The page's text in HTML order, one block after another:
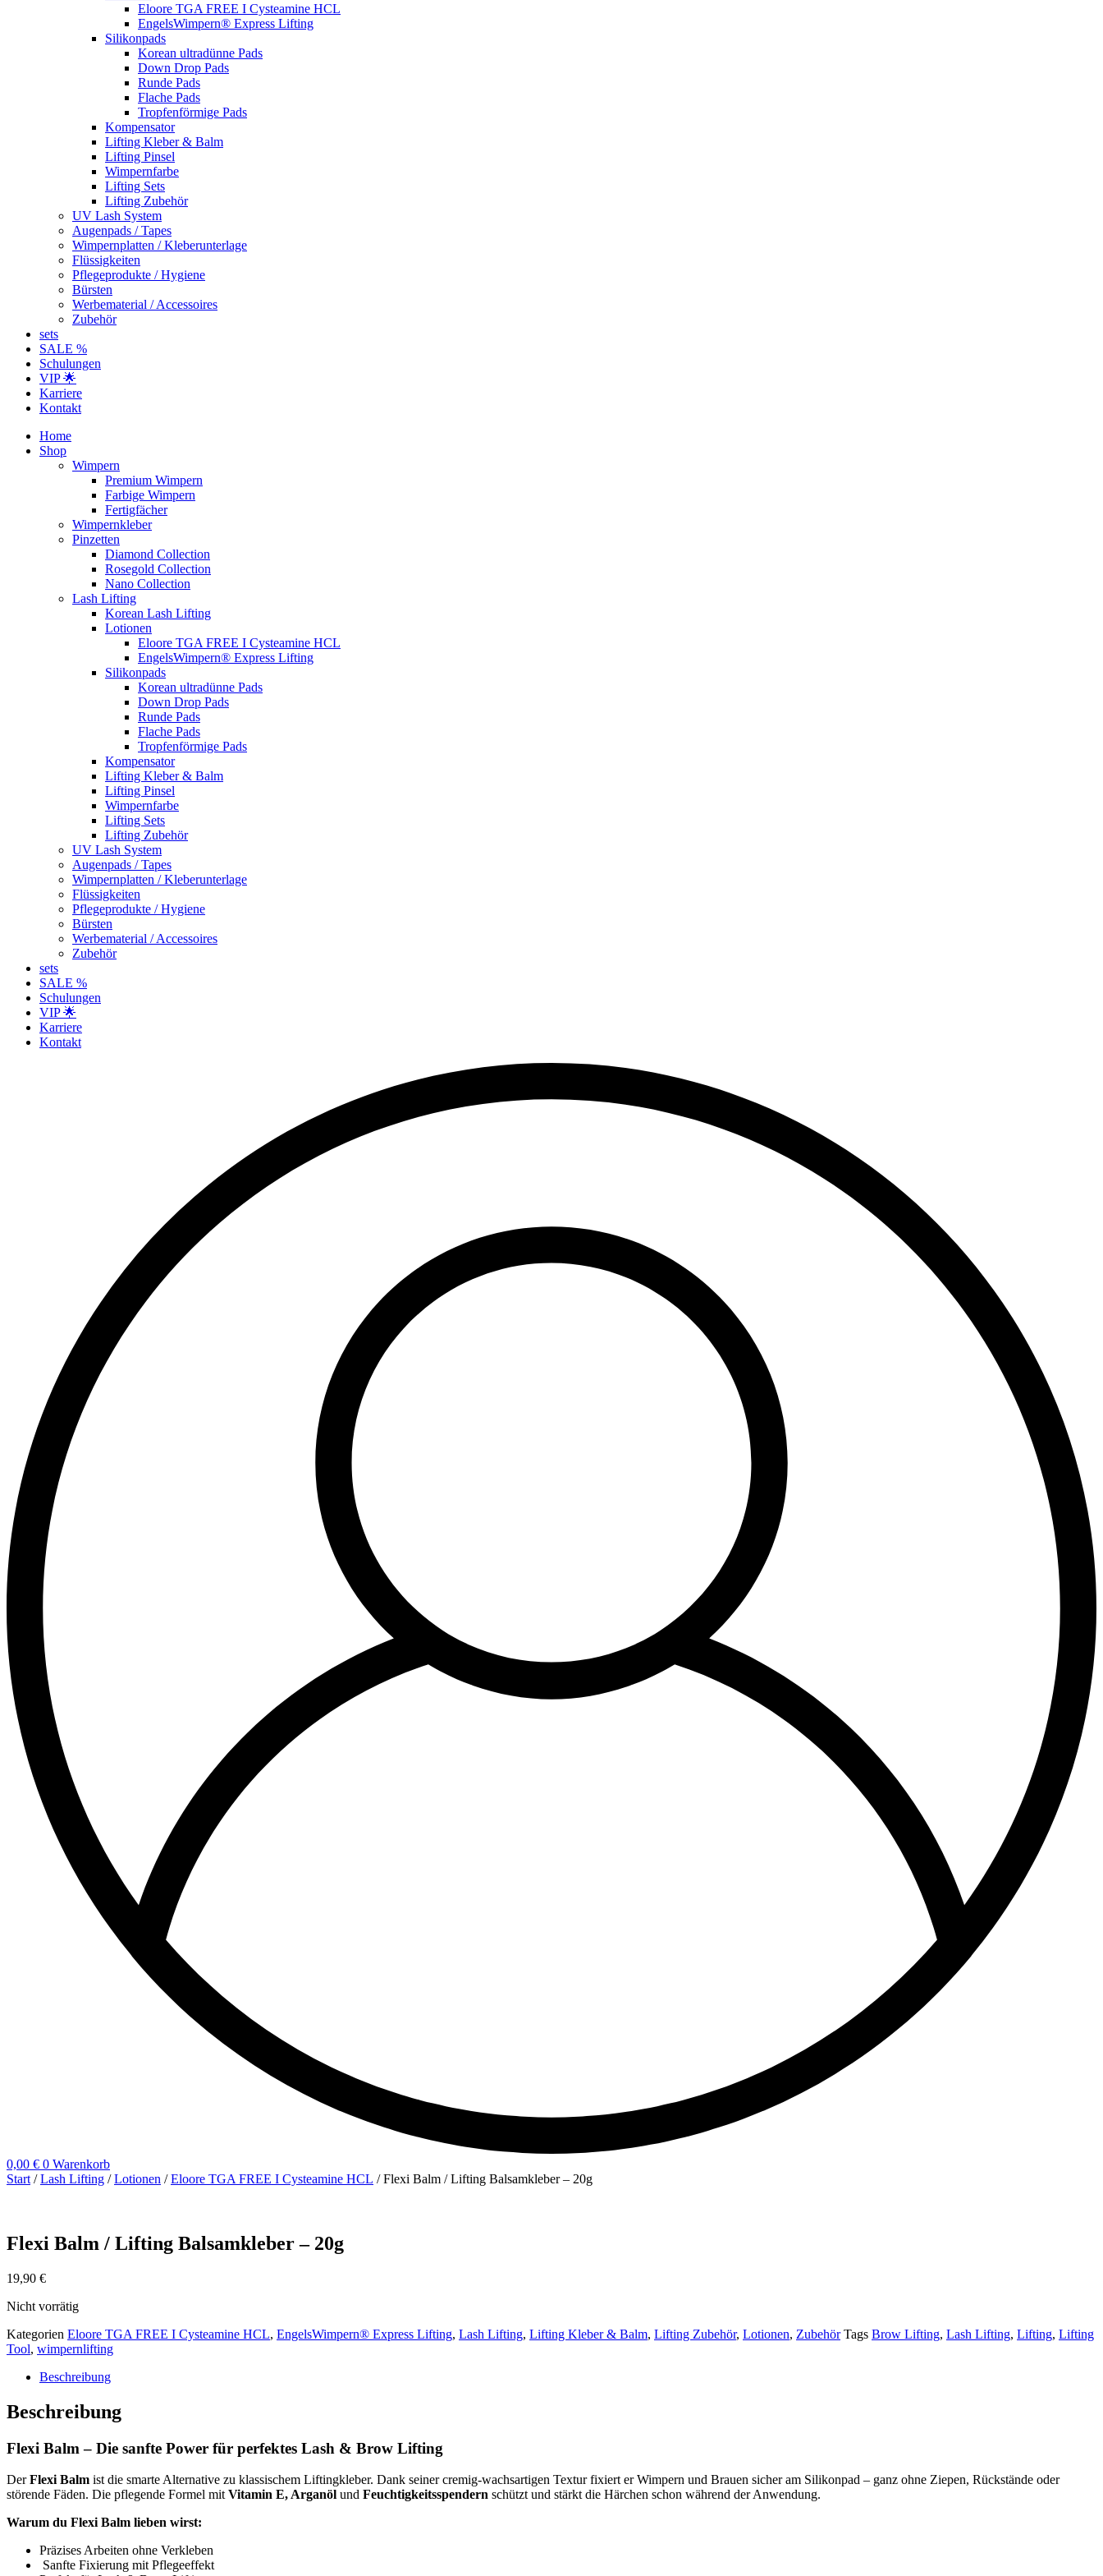
Eloore TGA FREE I Cysteamine HCL
EngelsWimpern® Express Lifting
Silikonpads
Korean ultradünne Pads
Down Drop Pads
Runde Pads
Flache Pads
Tropfenförmige Pads
Kompensator
Lifting Kleber & Balm
Lifting Pinsel
Wimpernfarbe
Lifting Sets
Lifting Zubehör
UV Lash System
Augenpads / Tapes
Wimpernplatten / Kleberunterlage
Flüssigkeiten
Pflegeprodukte / Hygiene
Bürsten
Werbematerial / Accessoires
Zubehör
sets
SALE %
Schulungen
VIP 🌟
Karriere
Kontakt
Home
Shop
Wimpern
Premium Wimpern
Farbige Wimpern
Fertigfächer
Wimpernkleber
Pinzetten
Diamond Collection
Rosegold Collection
Nano Collection
Lash Lifting
Korean Lash Lifting
Lotionen
Eloore TGA FREE I Cysteamine HCL
EngelsWimpern® Express Lifting
Silikonpads
Korean ultradünne Pads
Down Drop Pads
Runde Pads
Flache Pads
Tropfenförmige Pads
Kompensator
Lifting Kleber & Balm
Lifting Pinsel
Wimpernfarbe
Lifting Sets
Lifting Zubehör
UV Lash System
Augenpads / Tapes
Wimpernplatten / Kleberunterlage
Flüssigkeiten
Pflegeprodukte / Hygiene
Bürsten
Werbematerial / Accessoires
Zubehör
sets
SALE %
Schulungen
VIP 🌟
Karriere
Kontakt
0,00 € 0 Warenkorb
Start /Lash Lifting /Lotionen /Eloore TGA FREE I Cysteamine HCL / Flexi Balm / Lifting Balsamkleber – 20g
Flexi Balm / Lifting Balsamkleber – 20g
19,90 €
Nicht vorrätig
Kategorien Eloore TGA FREE I Cysteamine HCL, EngelsWimpern® Express Lifting, Lash Lifting, Lifting Kleber & Balm, Lifting Zubehör, Lotionen, Zubehör Tags Brow Lifting, Lash Lifting, Lifting, Lifting
Tool, wimpernlifting
Beschreibung
Beschreibung
Flexi Balm – Die sanfte Power für perfektes Lash & Brow Lifting
DerFlexi Balm ist die smarte Alternative zu klassischem Liftingkleber. Dank seiner cremig-wachsartigen Textur fixiert er Wimpern und Brauen sicher am Silikonpad – ganz ohne Ziepen, Rückstände oder
störende Fäden. Die pflegende Formel mit Vitamin E, Arganöl und Feuchtigkeitsspendern schützt und stärkt die Härchen schon während der Anwendung.
Warum du Flexi Balm lieben wirst:
Präzises Arbeiten ohne Verkleben
Sanfte Fixierung mit Pflegeeffekt